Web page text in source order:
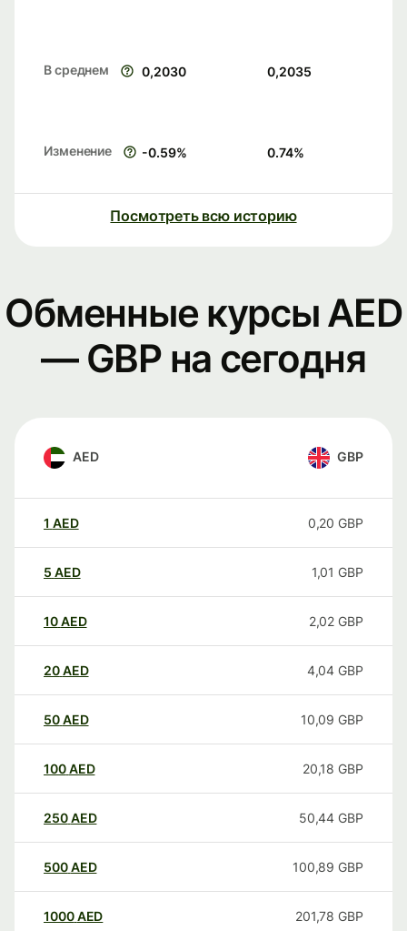
В среднем 0,2030 0,2035
Изменение -0.59% 0.74%
Посмотреть всю историю
Обменные курсы AED
— GBP на сегодня
AED GBP
1 AED 0,20 GBP
5 AED 1,01 GBP
10AED 2,02 GBP
20AED 4,04 GBP
50AED 10,09 GBP
100AED 20,18 GBP
250AED 50,44 GBP
500AED 100,89 GBP
1000AED 201,78 GBP